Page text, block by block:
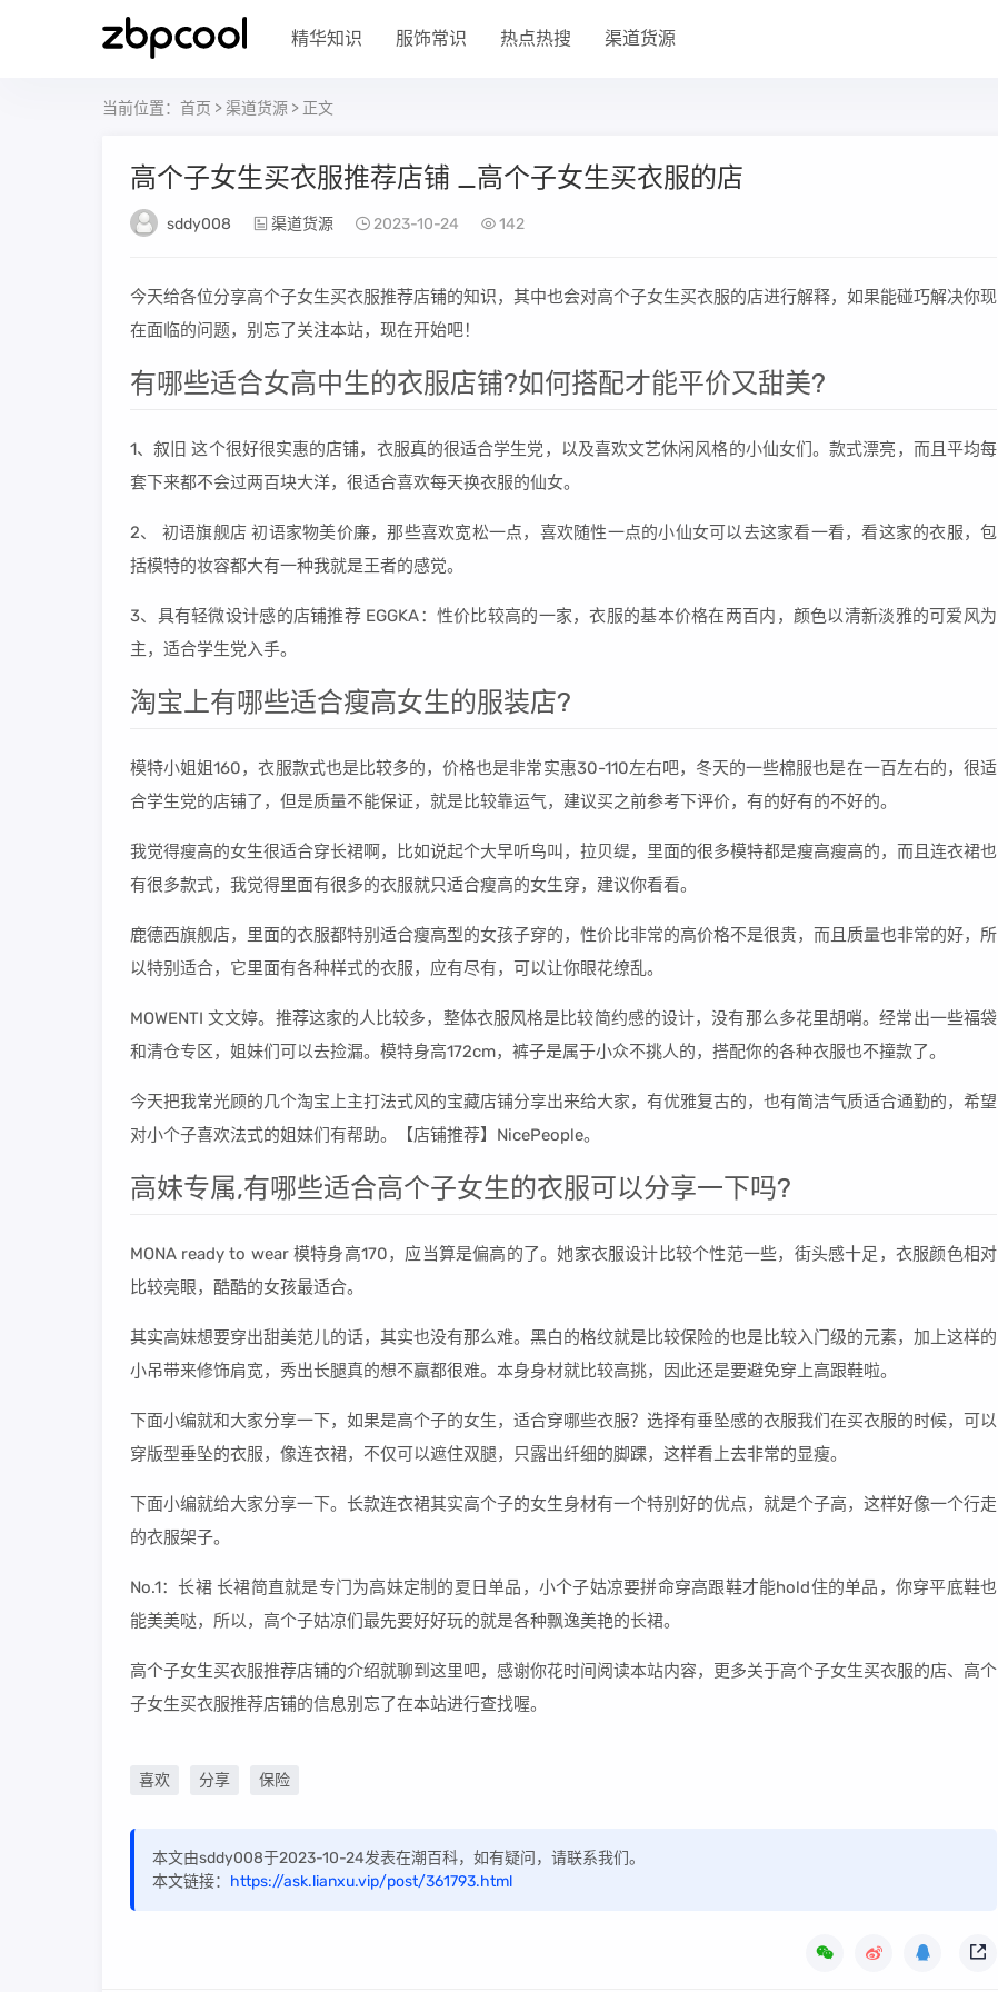
精华知识 服饰常识 热点热搜 渠道货源
当前位置： 首页 > 渠道货源 > 正文
高个子女生买衣服推荐店铺 _高个子女生买衣服的店
sddy008 渠道货源 2023-10-24 142
今天给各位分享高个子女生买衣服推荐店铺的知识，其中也会对高个子女生买衣服的店进行解释，如果能碰巧解决你现
在面临的问题，别忘了关注本站，现在开始吧！
有哪些适合女高中生的衣服店铺?如何搭配才能平价又甜美?
1、叙旧 这个很好很实惠的店铺，衣服真的很适合学生党，以及喜欢文艺休闲风格的小仙女们。款式漂亮，而且平均每
套下来都不会过两百块大洋，很适合喜欢每天换衣服的仙女。
2、 初语旗舰店 初语家物美价廉，那些喜欢宽松一点，喜欢随性一点的小仙女可以去这家看一看，看这家的衣服，包
括模特的妆容都大有一种我就是王者的感觉。
3、具有轻微设计感的店铺推荐 EGGKA：性价比较高的一家，衣服的基本价格在两百内，颜色以清新淡雅的可爱风为
主，适合学生党入手。
淘宝上有哪些适合瘦高女生的服装店?
模特小姐姐160，衣服款式也是比较多的，价格也是非常实惠30-110左右吧，冬天的一些棉服也是在一百左右的，很适
合学生党的店铺了，但是质量不能保证，就是比较靠运气，建议买之前参考下评价，有的好有的不好的。
我觉得瘦高的女生很适合穿长裙啊，比如说起个大早听鸟叫，拉贝缇，里面的很多模特都是瘦高瘦高的，而且连衣裙也
有很多款式，我觉得里面有很多的衣服就只适合瘦高的女生穿，建议你看看。
鹿德西旗舰店，里面的衣服都特别适合瘦高型的女孩子穿的，性价比非常的高价格不是很贵，而且质量也非常的好，所
以特别适合，它里面有各种样式的衣服，应有尽有，可以让你眼花缭乱。
MOWENTI 文文婷。推荐这家的人比较多，整体衣服风格是比较简约感的设计，没有那么多花里胡哨。经常出一些福袋
和清仓专区，姐妹们可以去捡漏。模特身高172cm，裤子是属于小众不挑人的，搭配你的各种衣服也不撞款了。
今天把我常光顾的几个淘宝上主打法式风的宝藏店铺分享出来给大家，有优雅复古的，也有简洁气质适合通勤的，希望
对小个子喜欢法式的姐妹们有帮助。【店铺推荐】NicePeople。
高妹专属,有哪些适合高个子女生的衣服可以分享一下吗?
MONA ready to wear 模特身高170，应当算是偏高的了。她家衣服设计比较个性范一些，街头感十足，衣服颜色相对
比较亮眼，酷酷的女孩最适合。
其实高妹想要穿出甜美范儿的话，其实也没有那么难。黑白的格纹就是比较保险的也是比较入门级的元素，加上这样的
小吊带来修饰肩宽，秀出长腿真的想不赢都很难。本身身材就比较高挑，因此还是要避免穿上高跟鞋啦。
下面小编就和大家分享一下，如果是高个子的女生，适合穿哪些衣服？选择有垂坠感的衣服我们在买衣服的时候，可以
穿版型垂坠的衣服，像连衣裙，不仅可以遮住双腿，只露出纤细的脚踝，这样看上去非常的显瘦。
下面小编就给大家分享一下。长款连衣裙其实高个子的女生身材有一个特别好的优点，就是个子高，这样好像一个行走
的衣服架子。
No.1：长裙 长裙简直就是专门为高妹定制的夏日单品，小个子姑凉要拼命穿高跟鞋才能hold住的单品，你穿平底鞋也
能美美哒，所以，高个子姑凉们最先要好好玩的就是各种飘逸美艳的长裙。
高个子女生买衣服推荐店铺的介绍就聊到这里吧，感谢你花时间阅读本站内容，更多关于高个子女生买衣服的店、高个
子女生买衣服推荐店铺的信息别忘了在本站进行查找喔。
喜欢 分享 保险
本文由sddy008于2023-10-24发表在潮百科，如有疑问，请联系我们。
本文链接： https://ask.lianxu.vip/post/361793.html